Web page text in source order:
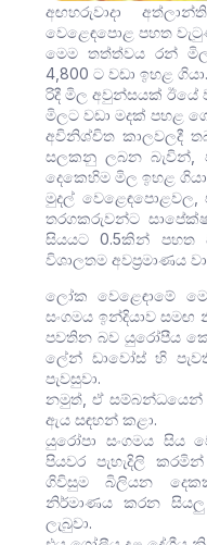
අඟහරුවාදා
වෙළෙඳපොළ පහත
මෙම තත්ත්වය රන්
4,800 ට වඩා ඉහළ ගියා.
රිදී මිල අවුන්සයක් ඊයේ
මිලට වඩා මදක් පහළ
අවිනිශ්චිත කාලවලදී
සලකනු ලබන බැවින්,
දෙකෙහිම මිල ඉහළ
මුදල් වෙළෙඳපොළවල,
තරගකරුවන්ට
සියයට 0.5කින් පහත
විශාලතම අවප්‍රමාණය
ලෝක වෙළෙඳාමේ
සංගමය ඉන්දියාව සමඟ
පවතින බව යුරෝපීය
ලේන් ඩාවෝස් හි
පැවසුවා.
නමුත්, ඒ සම්බන්ධයෙන්
ඇය සඳහන් කළා.
යුරෝපා සංගමය සිය
පියවර පැහැදිලි
ගිවිසුම බිලියන
නිර්මාණය කරන
ලැබුවා.